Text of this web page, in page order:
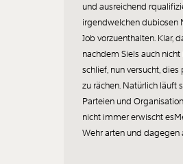
und ausreichend
irgendwelchen dubiosen
Job vorzuenthalten. Klar,
nachdem Siels auch
schlief, nun versucht,
zu rächen. Natürlich läuft
Parteien und
nicht immer erwischt
Wehr arten und dagegen